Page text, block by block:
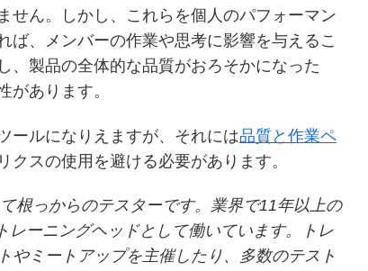
せん。しかし、これらを個人のパフォーマン
ば、メンバーの作業や思考に影響を与えるこ
、製品の全体的な品質がおろそかになった
があります。
ールになりえますが、それには品質と作業ペ
クスの使用を避ける必要があります。
根っからのテスターです。業界で11年以上の
ーニングヘッドとして働いています。トレ
やミートアップを主催したり、多数のテスト